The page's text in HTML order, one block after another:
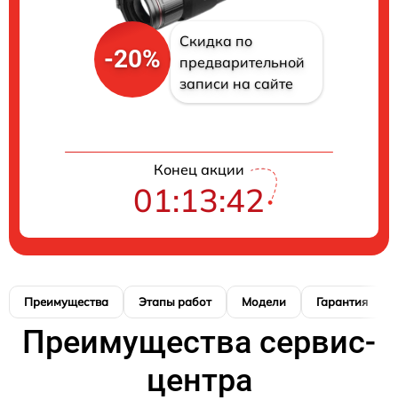
-20%
Скидка по
предварительной
записи на сайте
Конец акции
01:13:41
Преимущества Этапы работ Модели Гарантия
Преимущества сервис-
центра